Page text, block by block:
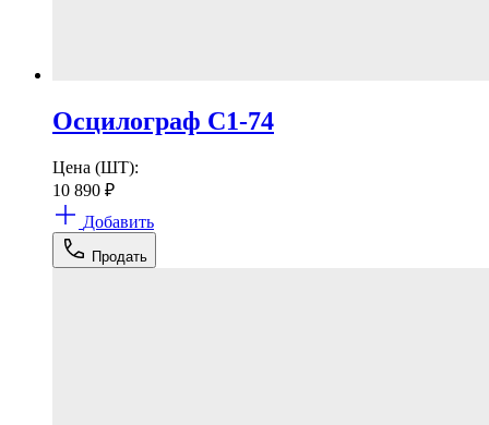
Осцилограф С1-74
Цена (ШТ):
10 890 ₽
Добавить
Продать